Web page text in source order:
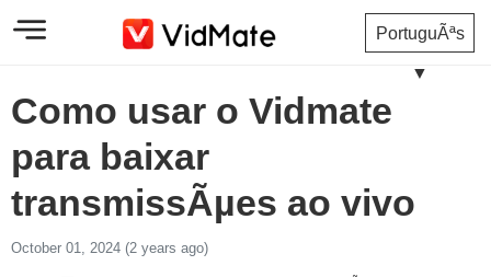
PortuguÃªs
▼
Como usar o Vidmate
para baixar
transmissÃµes ao vivo
October 01, 2024 (2 years ago)